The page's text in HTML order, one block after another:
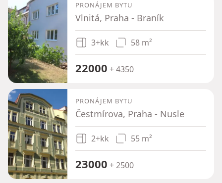
PRONÁJEM BYTU
Vlnitá, Praha - Braník
3+kk 58 m²
22000 + 4350
PRONÁJEM BYTU
Čestmírova, Praha - Nusle
2+kk 55 m²
23000 + 2500